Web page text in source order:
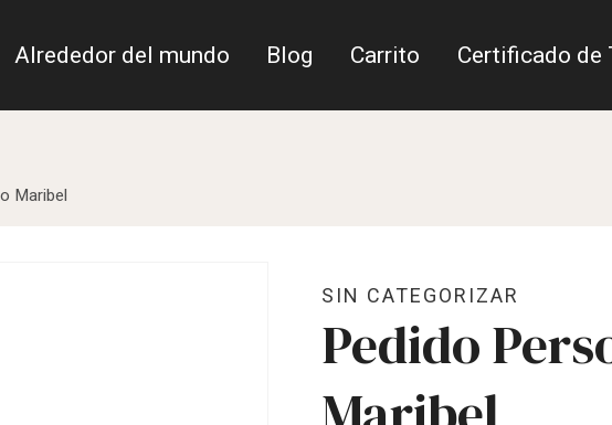
Alrededor del mundo Blog Carrito Certificado de
Maribel
SIN CATEGORIZAR
Pedido